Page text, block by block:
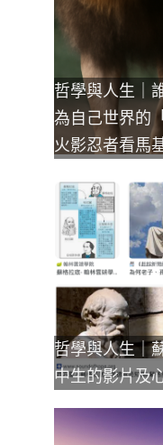
哲學與人生｜
為自己世界的
火影忍者看馬
哲學與人生｜
中生的影片及